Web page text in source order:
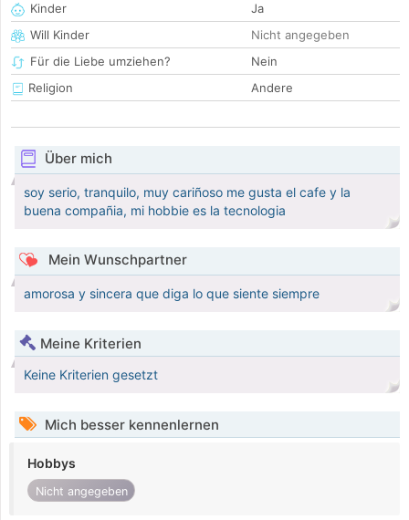
Kinder
Ja
Will Kinder
Nicht angegeben
Für die Liebe umziehen?
Nein
Religion
Andere
Über mich
soy serio, tranquilo, muy cariñoso me gusta el cafe y la
buena compañia, mi hobbie es la tecnologia
Mein Wunschpartner
amorosa y sincera que diga lo que siente siempre
Meine Kriterien
Keine Kriterien gesetzt
Mich besser kennenlernen
Hobbys
Nicht angegeben